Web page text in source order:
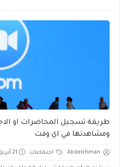
ومشاهدتها في اي وقت
Abdelrhman اجتماعات 21 أبريل 2020